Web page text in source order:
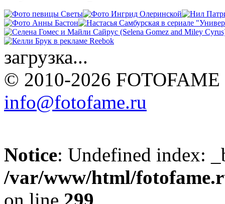
загрузка...
© 2010-2026 FOTOFAME
info@fotofame.ru
Notice: Undefined index:
/var/www/html/
on line 299